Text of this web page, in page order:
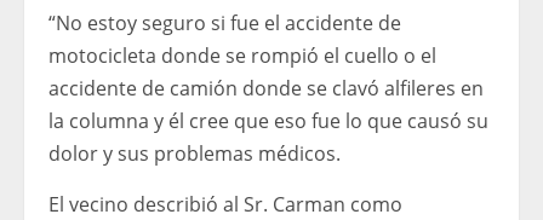
“No estoy seguro si fue el accidente de
motocicleta donde se rompió el cuello o el
accidente de camión donde se clavó alfileres en
la columna y él cree que eso fue lo que causó su
dolor y sus problemas médicos.
El vecino describió al Sr. Carman como